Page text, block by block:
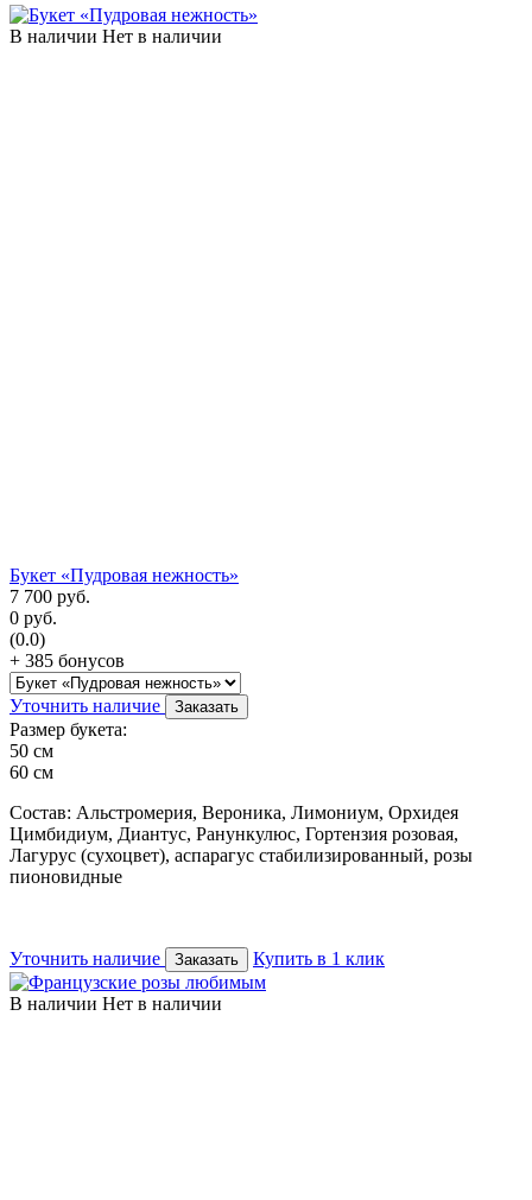
В наличии Нет в наличии
Букет «Пудровая нежность»
7 700 руб.
0 руб.
(0.0)
+ 385 бонусов
Уточнить наличие Заказать
Размер букета:
50 см
60 см
Состав: Альстромерия, Вероника, Лимониум, Орхидея
Цимбидиум, Диантус, Ранункулюс, Гортензия розовая,
Лагурус (сухоцвет), аспарагус стабилизированный, розы
пионовидные
Уточнить наличие Заказать Купить в 1 клик
В наличии Нет в наличии